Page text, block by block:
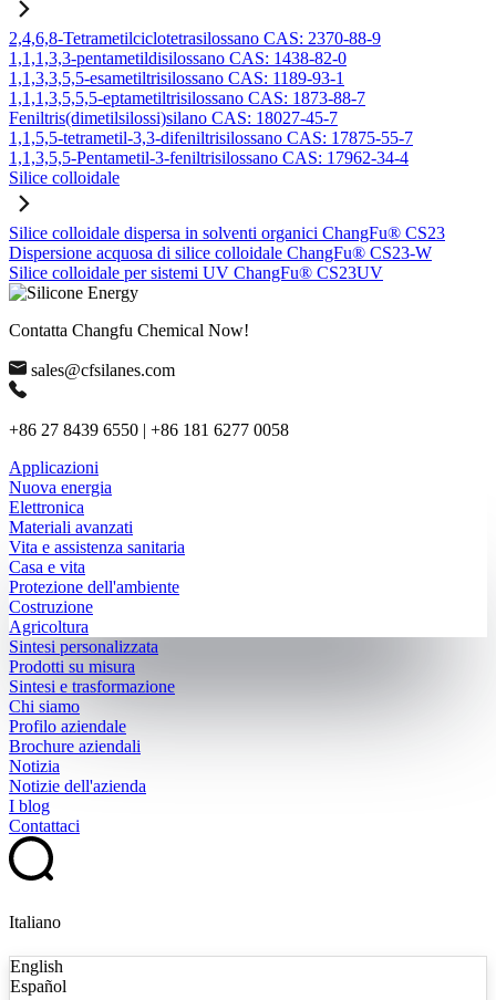
2,4,6,8-Tetrametilciclotetrasilossano CAS: 2370-88-9
1,1,1,3,3-pentametildisilossano CAS: 1438-82-0
1,1,3,3,5,5-esametiltrisilossano CAS: 1189-93-1
1,1,1,3,5,5,5-eptametiltrisilossano CAS: 1873-88-7
Feniltris(dimetilsilossi)silano CAS: 18027-45-7
1,1,5,5-tetrametil-3,3-difeniltrisilossano CAS: 17875-55-7
1,1,3,5,5-Pentametil-3-feniltrisilossano CAS: 17962-34-4
Silice colloidale
Silice colloidale dispersa in solventi organici ChangFu® CS23
Dispersione acquosa di silice colloidale ChangFu® CS23-W
Silice colloidale per sistemi UV ChangFu® CS23UV
Contatta Changfu Chemical Now!
sales@cfsilanes.com
+86 27 8439 6550 | +86 181 6277 0058
Applicazioni
Nuova energia
Elettronica
Materiali avanzati
Vita e assistenza sanitaria
Casa e vita
Protezione dell'ambiente
Costruzione
Agricoltura
Sintesi personalizzata
Prodotti su misura
Sintesi e trasformazione
Chi siamo
Profilo aziendale
Brochure aziendali
Notizia
Notizie dell'azienda
I blog
Contattaci
Italiano
English
Español